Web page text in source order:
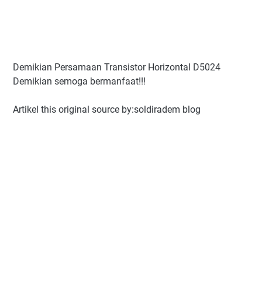
Demikian Persamaan Transistor Horizontal D5024
Demikian semoga bermanfaat!!!
Artikel this original source by:soldiradem blog